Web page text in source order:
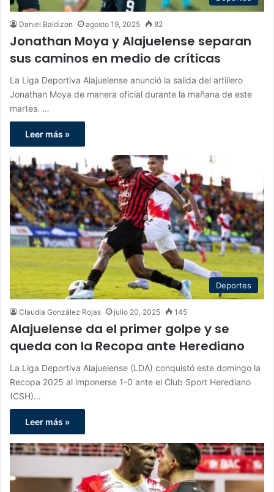
Daniel Baldizon agosto 19, 2025 82
Jonathan Moya y Alajuelense separan
sus caminos en medio de críticas
La Liga Deportiva Alajuelense anunció la salida del artillero
Jonathan Moya de manera oficial durante la mañana de este
martes. …
Leer más »
Deportes
Claudia González Rojas julio 20, 2025 145
Alajuelense da el primer golpe y se
queda con la Recopa ante Herediano
La Liga Deportiva Alajuelense (LDA) conquistó este domingo la
Recopa 2025 al imponerse 1-0 ante el Club Sport Herediano
(CSH)…
Leer más »